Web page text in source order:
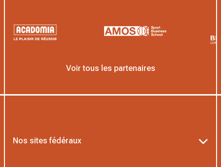
Voir tous les partenaires
Nos sites fédéraux